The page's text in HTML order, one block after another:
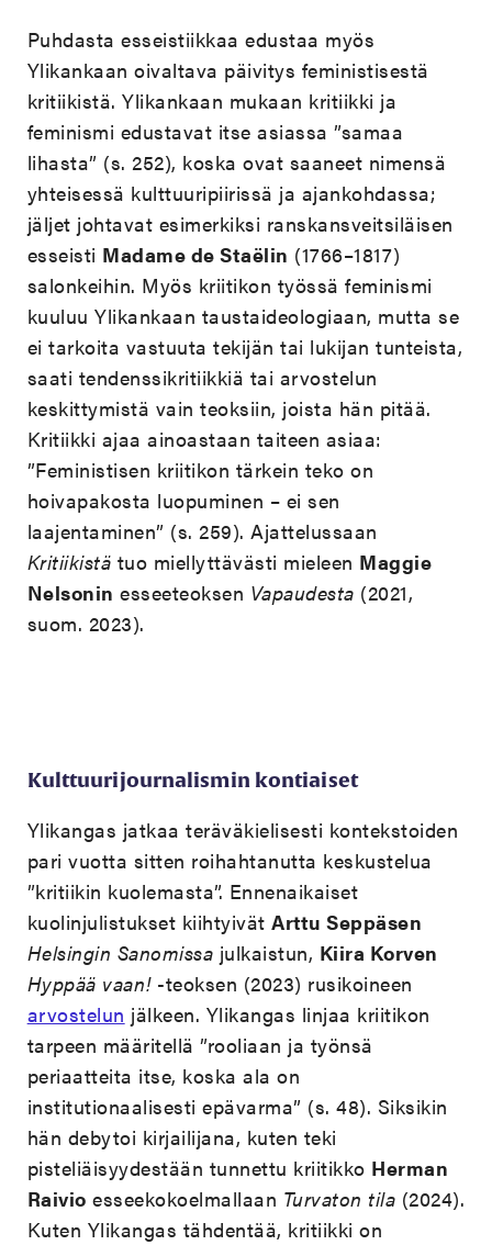
Puhdasta esseistiikkaa edustaa myös
Ylikankaan oivaltava päivitys feministisestä
kritiikistä. Ylikankaan mukaan kritiikki ja
feminismi edustavat itse asiassa ”samaa
lihasta” (s. 252), koska ovat saaneet nimensä
yhteisessä kulttuuripiirissä ja ajankohdassa;
jäljet johtavat esimerkiksi ranskansveitsiläisen
esseisti Madame de Staëlin (1766–1817)
salonkeihin. Myös kriitikon työssä feminismi
kuuluu Ylikankaan taustaideologiaan, mutta se
ei tarkoita vastuuta tekijän tai lukijan tunteista,
saati tendenssikritiikkiä tai arvostelun
keskittymistä vain teoksiin, joista hän pitää.
Kritiikki ajaa ainoastaan taiteen asiaa:
”Feministisen kriitikon tärkein teko on
hoivapakosta luopuminen – ei sen
laajentaminen” (s. 259). Ajattelussaan
Kritiikistä tuo miellyttävästi mieleen Maggie
Nelsonin esseeteoksen Vapaudesta (2021,
suom. 2023).
Kulttuurijournalismin kontiaiset
Ylikangas jatkaa teräväkielisesti kontekstoiden
pari vuotta sitten roihahtanutta keskustelua
”kritiikin kuolemasta”. Ennenaikaiset
kuolinjulistukset kiihtyivätArttu Seppäsen
Helsingin Sanomissa julkaistun, Kiira Korven
Hyppää vaan!-teoksen (2023) rusikoineen
arvostelun jälkeen. Ylikangas linjaa kriitikon
tarpeen määritellä ”rooliaan ja työnsä
periaatteita itse, koska ala on
institutionaalisesti epävarma” (s. 48). Siksikin
hän debytoi kirjailijana, kuten teki
pisteliäisyydestään tunnettu kriitikko Herman
Raivio esseekokoelmallaan Turvaton tila (2024).
Kuten Ylikangas tähdentää, kritiikki on